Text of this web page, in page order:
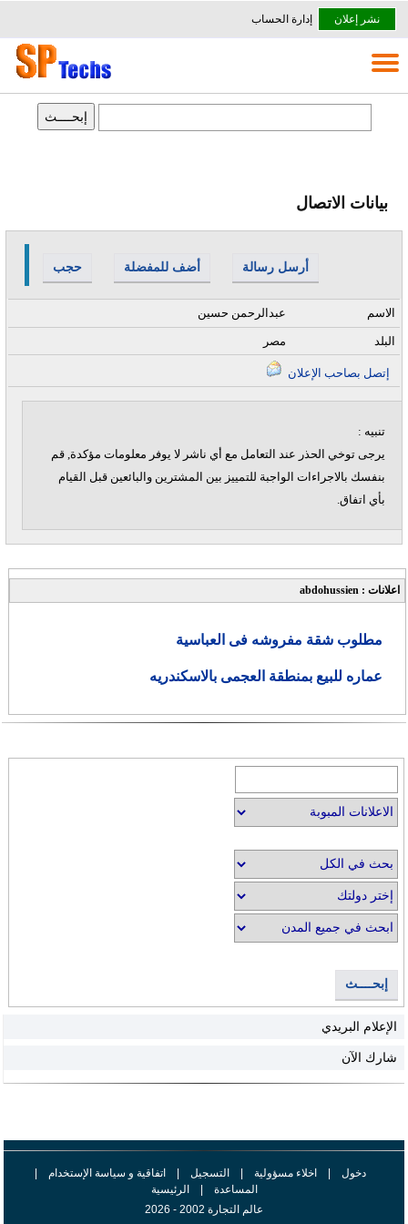
نشر إعلان إدارة الحساب
بيانات الاتصال
حجب أضف للمفضلة أرسل رسالة
عبدالرحمن حسين الاسم
مصر البلد
تنبيه :
يرجى توخي الحذر عند التعامل مع أي ناشر لا يوفر معلومات مؤكدة, قم
بنفسك بالاجراءات الواجبة للتمييز بين المشترين والبائعين قبل القيام
بأي اتفاق.
اعلانات : abdohussien
مطلوب شقة مفروشه فى العباسية
عماره للبيع بمنطقة العجمى بالاسكندريه
إبحــــث
الإعلام البريدي
شارك الآن
دخول | اخلاء مسؤولية | التسجيل | اتفاقية و سياسة الإستخدام
|
المساعدة
|
الرئيسية
عالم التجارة 2002 - 2026